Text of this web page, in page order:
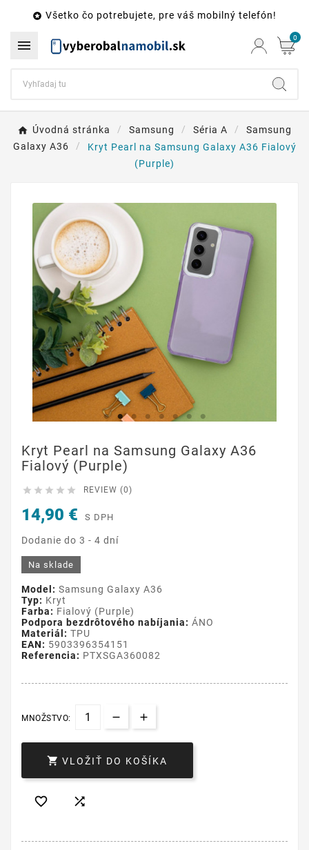
 Všetko čo potrebujete, pre váš mobilný telefón!
 0
Úvodná stránka Samsung Séria A
Samsung
Galaxy A36
Kryt Pearl na Samsung Galaxy A36 Fialový
(Purple)
Kryt Pearl na Samsung Galaxy A36
Fialový (Purple)
     REVIEW (0)
14,90 € S DPH
Dodanie do 3 - 4 dní
Na sklade
Model: Samsung Galaxy A36
Typ: Kryt
Farba: Fialový (Purple)
Podpora bezdrôtového nabíjania: ÁNO
Materiál: TPU
EAN: 5903396354151
Referencia: PTXSGA360082
MNOŽSTVO:
 VLOŽIŤ DO KOŠÍKA
 